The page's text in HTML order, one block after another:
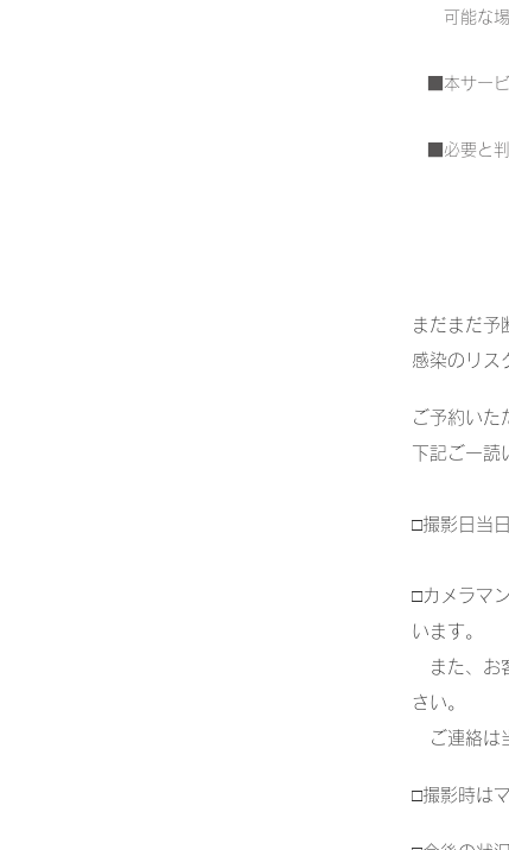
可能な場
■本サー
■必要と
まだまだ予
感染のリス
ご予約いた
下記ご一
□撮影日当
□カメラマ
います。
また、お
さい。
ご連絡は
□撮影時は